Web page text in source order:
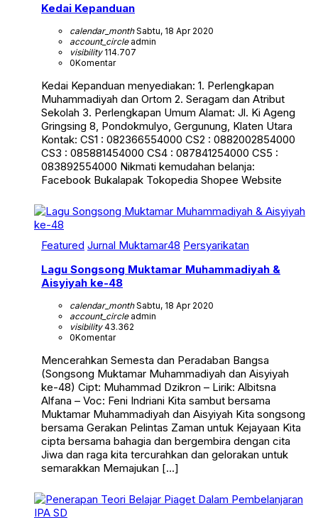
Kedai Kepanduan
calendar_monthSabtu, 18 Apr 2020
account_circleadmin
visibility114.707
0Komentar
Kedai Kepanduan menyediakan: 1. Perlengkapan
Muhammadiyah dan Ortom 2. Seragam dan Atribut
Sekolah 3. Perlengkapan Umum Alamat: Jl. Ki Ageng
Gringsing 8, Pondokmulyo, Gergunung, Klaten Utara
Kontak: CS1 : 082366554000 CS2 : 0882002854000
CS3 : 085881454000 CS4 : 087841254000 CS5 :
083892554000 Nikmati kemudahan belanja:
Facebook Bukalapak Tokopedia Shopee Website
Featured Jurnal Muktamar48 Persyarikatan
Lagu Songsong Muktamar Muhammadiyah &
Aisyiyah ke-48
calendar_monthSabtu, 18 Apr 2020
account_circleadmin
visibility43.362
0Komentar
Mencerahkan Semesta dan Peradaban Bangsa
(Songsong Muktamar Muhammadiyah dan Aisyiyah
ke-48) Cipt: Muhammad Dzikron – Lirik: Albitsna
Alfana – Voc: Feni Indriani Kita sambut bersama
Muktamar Muhammadiyah dan Aisyiyah Kita songsong
bersama Gerakan Pelintas Zaman untuk Kejayaan Kita
cipta bersama bahagia dan bergembira dengan cita
Jiwa dan raga kita tercurahkan dan gelorakan untuk
semarakkan Memajukan […]